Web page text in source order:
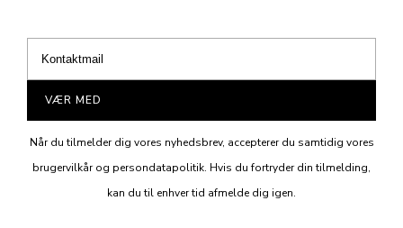
VÆR MED
Når du tilmelder dig vores nyhedsbrev, accepterer du samtidig vores
brugervilkår og persondatapolitik. Hvis du fortryder din tilmelding,
kan du til enhver tid afmelde dig igen.